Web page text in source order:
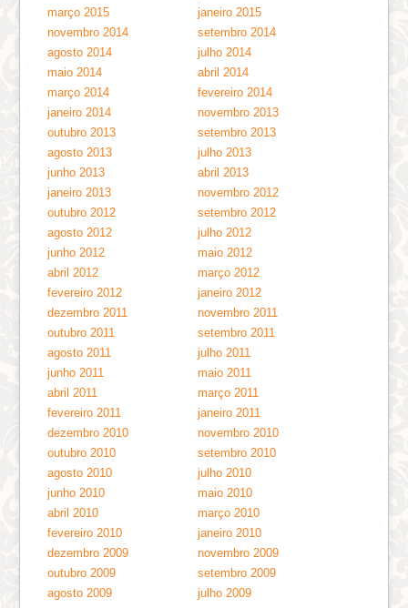
março 2015
janeiro 2015
novembro 2014
setembro 2014
agosto 2014
julho 2014
maio 2014
abril 2014
março 2014
fevereiro 2014
janeiro 2014
novembro 2013
outubro 2013
setembro 2013
agosto 2013
julho 2013
junho 2013
abril 2013
janeiro 2013
novembro 2012
outubro 2012
setembro 2012
agosto 2012
julho 2012
junho 2012
maio 2012
abril 2012
março 2012
fevereiro 2012
janeiro 2012
dezembro 2011
novembro 2011
outubro 2011
setembro 2011
agosto 2011
julho 2011
junho 2011
maio 2011
abril 2011
março 2011
fevereiro 2011
janeiro 2011
dezembro 2010
novembro 2010
outubro 2010
setembro 2010
agosto 2010
julho 2010
junho 2010
maio 2010
abril 2010
março 2010
fevereiro 2010
janeiro 2010
dezembro 2009
novembro 2009
outubro 2009
setembro 2009
agosto 2009
julho 2009